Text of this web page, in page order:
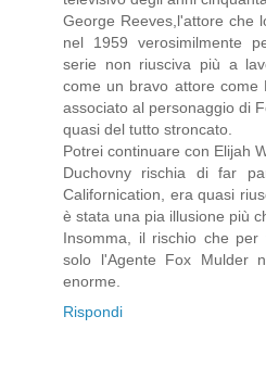
George Reeves,l'attore che
nel 1959 verosimilmente
serie non riusciva più a
come un bravo attore come
associato al personaggio di
quasi del tutto stroncato.
Potrei continuare con Elijah
Duchovny rischia di far
Californication, era quasi
è stata una pia illusione più
Insomma, il rischio che per
solo l'Agente Fox Mulder
enorme.
Rispondi